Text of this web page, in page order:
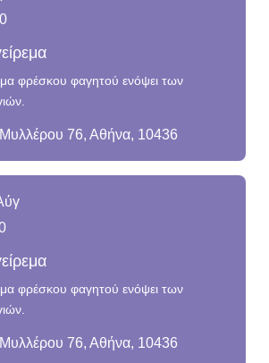
φρέσκου φαγητού ενόψει των
76, Αθήνα, 10436
φρέσκου φαγητού ενόψει των
76, Αθήνα, 10436